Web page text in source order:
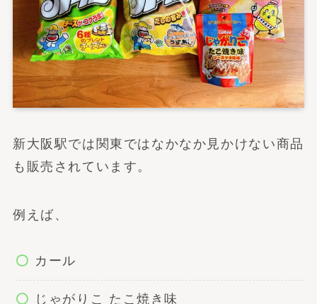
新大阪駅では関東ではなかなか見かけない商品
も販売されています。
例えば、
カール
じゃがりこ たこ焼き味